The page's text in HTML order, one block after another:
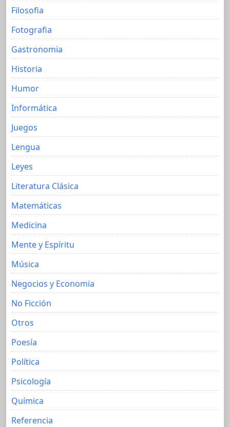
Filosofia
Fotografia
Gastronomia
Historia
Humor
Informática
Juegos
Lengua
Leyes
Literatura Clásica
Matemáticas
Medicina
Mente y Espíritu
Música
Negocios y Economia
No Ficción
Otros
Poesía
Política
Psicología
Química
Referencia